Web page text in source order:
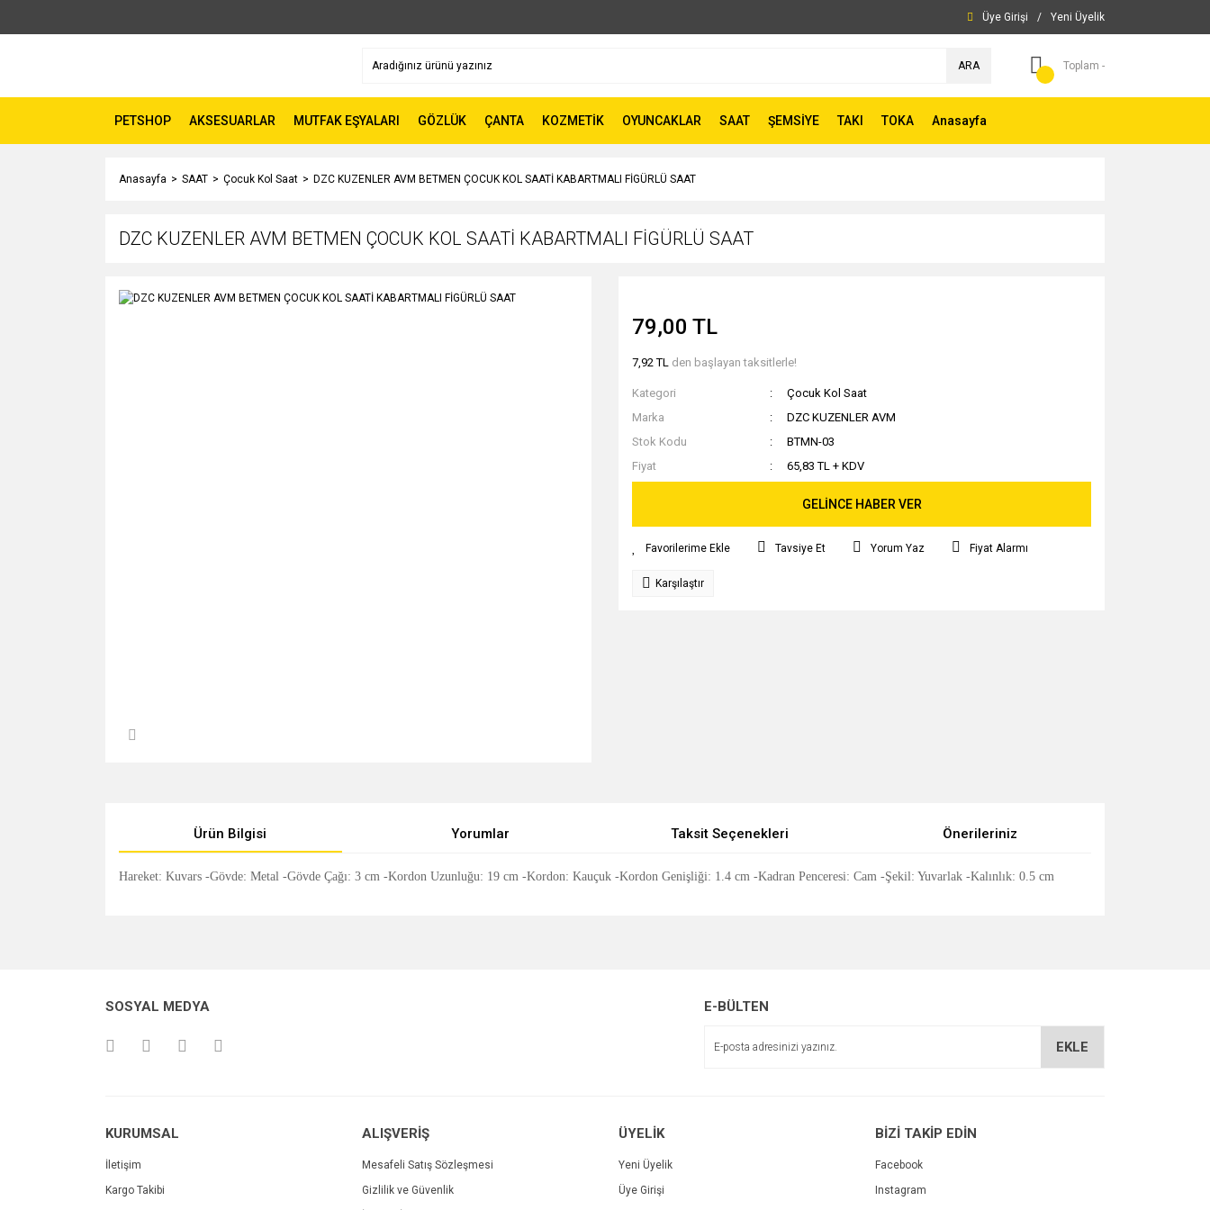
Üye Girişi / Yeni Üyelik
ARA Toplam -
PETSHOP AKSESUARLAR MUTFAK EŞYALARI GÖZLÜK ÇANTA KOZMETİK OYUNCAKLAR SAAT ŞEMSİYE TAKI TOKA Anasayfa
Anasayfa SAAT Çocuk Kol Saat DZC KUZENLER AVM BETMEN ÇOCUK KOL SAATİ KABARTMALI FİGÜRLÜ SAAT
DZC KUZENLER AVM BETMEN ÇOCUK KOL SAATİ KABARTMALI FİGÜRLÜ SAAT
79,00 TL
7,92 TL den başlayan taksitlerle!
Kategori
Çocuk Kol Saat
Marka
DZC KUZENLER AVM
Stok Kodu
BTMN-03
Fiyat
65,83 TL + KDV
GELİNCE HABER VER
Tavsiye Et Yorum Yaz Fiyat Alarmı
Karşılaştır
Ürün Bilgisi Yorumlar Taksit Seçenekleri Önerileriniz
Hareket: Kuvars -Gövde: Metal -Gövde Çağı: 3 cm -Kordon Uzunluğu: 19 cm -Kordon: Kauçuk -Kordon Genişliği: 1.4 cm -Kadran Penceresi: Cam -Şekil: Yuvarlak -Kalınlık: 0.5 cm
Ürün açıklamasında eksik bilgiler bulunuyor.
SOSYAL MEDYA E-BÜLTEN
EKLE
KURUMSAL
İletişim
Kargo Takibi
ALIŞVERİŞ
Mesafeli Satış Sözleşmesi
Gizlilik ve Güvenlik
ÜYELİK
Yeni Üyelik
Üye Girişi
BİZİ TAKİP EDİN
Facebook
Instagram